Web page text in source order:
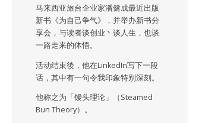
马来西亚旅台企业家潘健成最近出版
新书《为自己争气》，并举办新书分
享会，与读者谈创业丶谈人生，也谈
一路走来的体悟。
活动结束後，他在LinkedIn写下一段
话，其中有一句令我印象特别深刻。
他称之为「馒头理论」（Steamed
Bun Theory）。